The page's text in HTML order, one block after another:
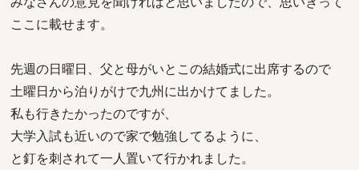
ここに載せます。
先週の日曜日、父と母がいとこの結婚式に出席するので
土曜日から泊りがけで九州に出かけてました。
私も行きたかったのですが、
大学入試も近いので家で勉強してるように、
と釘を刺されて一人置いて行かれました。